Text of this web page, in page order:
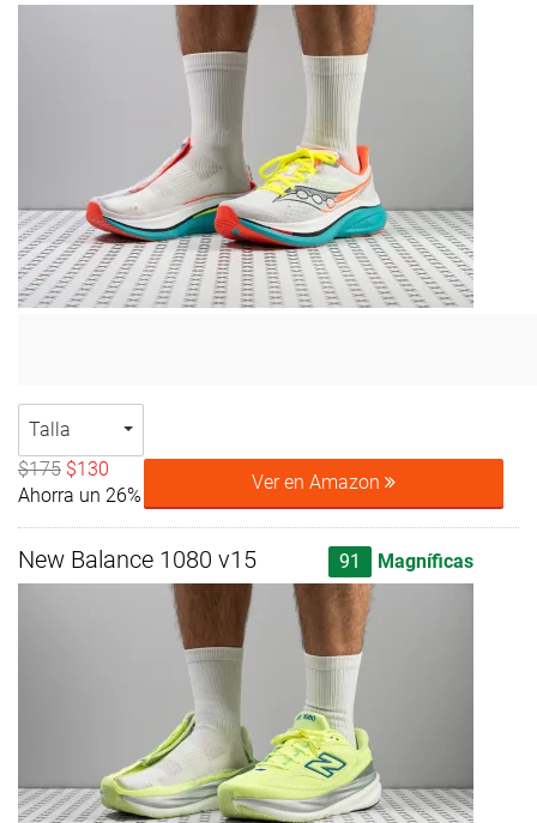
Talla
$175 $130
Ahorra un 26%
Ver en Amazon
New Balance 1080 v15 91 Magníficas